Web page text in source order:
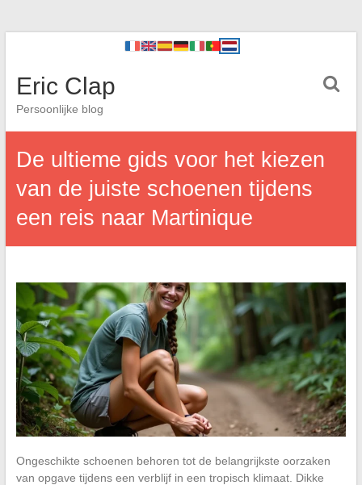
Eric Clap
Persoonlijke blog
De ultieme gids voor het kiezen
van de juiste schoenen tijdens
een reis naar Martinique
Ongeschikte schoenen behoren tot de belangrijkste oorzaken
van opgave tijdens een verblijf in een tropisch klimaat. Dikke